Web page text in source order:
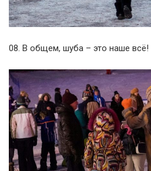
08. В общем, шуба – это наше всё!